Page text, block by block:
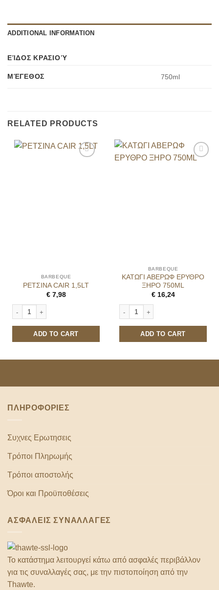
ADDITIONAL INFORMATION
ΕΊΔΟΣ ΚΡΑΣΙΟΎ
ΜΈΓΕΘΟΣ 750ml
RELATED PRODUCTS
BARBEQUE
ΡΕΤΣΙΝΑ CAIR 1,5LT
€7,98
ΡΕΤΣΙΝΑ CAIR 1,5LT quantity
ADD TO CART
BARBEQUE
ΚΑΤΩΓΙ ΑΒΕΡΩΦ ΕΡΥΘΡΟ
ΞΗΡΟ 750ML
€16,24
ΚΑΤΩΓΙ ΑΒΕΡΩΦ ΕΡΥΘΡΟ ΞΗΡΟ
ADD TO CART
ΠΛΗΡΟΦΟΡΙΕΣ
Συχνες Ερωτησεις
Τρόποι Πληρωμής
Τρόποι αποστολής
Όροι και Προϋποθέσεις
ΑΣΦΑΛΕΙΣ ΣΥΝΑΛΛΑΓΕΣ
Το κατάστημα λειτουργεί κάτω από ασφαλές περιβάλλον
για τις συναλλαγές σας, με την πιστοποίηση από την
Thawte.